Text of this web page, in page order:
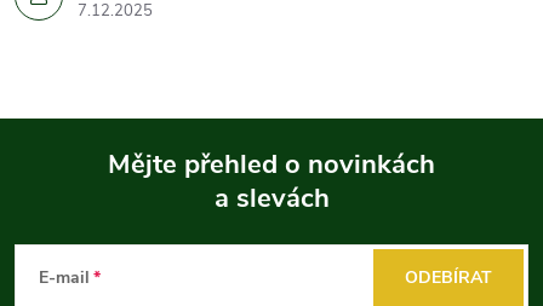
7.12.2025
Mějte přehled o novinkách
a slevách
E-mail ODEBÍRAT